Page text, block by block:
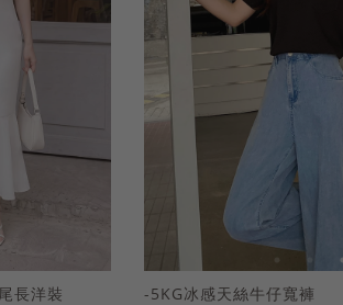
長洋裝 -5KG冰感天絲牛仔寬褲